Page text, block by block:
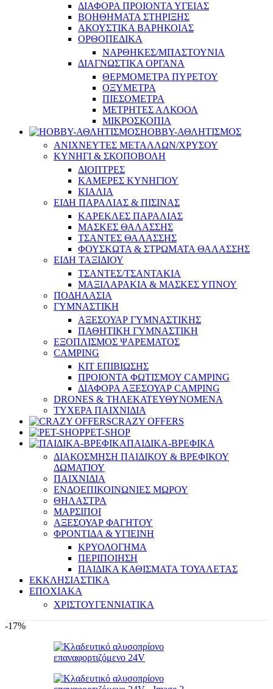
ΔΙΑΦΟΡΑ ΠΡΟΙΟΝΤΑ ΥΓΕΙΑΣ
ΒΟΗΘΗΜΑΤΑ ΣΤΗΡΙΞΗΣ
ΑΚΟΥΣΤΙΚΑ ΒΑΡΗΚΟΙΑΣ
ΟΡΘΟΠΕΔΙΚΑ
ΝΑΡΘΗΚΕΣ/ΜΠΑΣΤΟΥΝΙΑ
ΔΙΑΓΝΩΣΤΙΚΑ ΟΡΓΑΝΑ
ΘΕΡΜΟΜΕΤΡΑ ΠΥΡΕΤΟΥ
ΟΞΥΜΕΤΡΑ
ΠΙΕΣΟΜΕΤΡΑ
ΜΕΤΡΗΤΕΣ ΑΛΚΟΟΛ
ΜΙΚΡΟΣΚΟΠΙΑ
HOBBY-ΑΘΛΗΤΙΣΜΟΣ
ΑΝΙΧΝΕΥΤΕΣ ΜΕΤΑΛΛΩΝ/ΧΡΥΣΟΥ
ΚΥΝΗΓΙ & ΣΚΟΠΟΒΟΛΗ
ΔΙΟΠΤΡΕΣ
ΚΑΜΕΡΕΣ ΚΥΝΗΓΙΟΥ
ΚΙΑΛΙΑ
ΕΙΔΗ ΠΑΡΑΛΙΑΣ & ΠΙΣΙΝΑΣ
ΚΑΡΕΚΛΕΣ ΠΑΡΑΛΙΑΣ
ΜΑΣΚΕΣ ΘΑΛΑΣΣΗΣ
ΤΣΑΝΤΕΣ ΘΑΛΑΣΣΗΣ
ΦΟΥΣΚΩΤΑ & ΣΤΡΩΜΑΤΑ ΘΑΛΑΣΣΗΣ
ΕΙΔΗ ΤΑΞΙΔΙΟΥ
ΤΣΑΝΤΕΣ/ΤΣΑΝΤΑΚΙΑ
ΜΑΞΙΛΑΡΑΚΙΑ & ΜΑΣΚΕΣ ΥΠΝΟΥ
ΠΟΔΗΛΑΣΙΑ
ΓΥΜΝΑΣΤΙΚΗ
ΑΞΕΣΟΥΑΡ ΓΥΜΝΑΣΤΙΚΗΣ
ΠΑΘΗΤΙΚΗ ΓΥΜΝΑΣΤΙΚΗ
ΕΞΟΠΛΙΣΜΟΣ ΨΑΡΕΜΑΤΟΣ
CAMPING
ΚΙΤ ΕΠΙΒΙΩΣΗΣ
ΠΡΟΙΟΝΤΑ ΦΩΤΙΣΜΟΥ CAMPING
ΔΙΑΦΟΡΑ ΑΞΕΣΟΥΑΡ CAMPING
DRONES & ΤΗΛΕΚΑΤΕΥΘΥΝΟΜΕΝΑ
ΤΥΧΕΡΑ ΠΑΙΧΝΙΔΙΑ
CRAZY OFFERS
PET-SHOP
ΠΑΙΔΙΚΑ-ΒΡΕΦΙΚΑ
ΔΙΑΚΟΣΜΗΣΗ ΠΑΙΔΙΚΟΥ & ΒΡΕΦΙΚΟΥ
ΔΩΜΑΤΙΟΥ
ΠΑΙΧΝΙΔΙΑ
ΕΝΔΟΕΠΙΚΟΙΝΩΝΙΕΣ ΜΩΡΟΥ
ΘΗΛΑΣΤΡΑ
ΜΑΡΣΙΠΟΙ
ΑΞΕΣΟΥΑΡ ΦΑΓΗΤΟΥ
ΦΡΟΝΤΙΔΑ & ΥΓΙΕΙΝΗ
ΚΡΥΟΛΟΓΗΜΑ
ΠΕΡΙΠΟΙΗΣΗ
ΠΑΙΔΙΚΑ ΚΑΘΙΣΜΑΤΑ ΤΟΥΑΛΕΤΑΣ
ΕΚΚΛΗΣΙΑΣΤΙΚΑ
ΕΠΟΧΙΑΚΑ
ΧΡΙΣΤΟΥΓΕΝΝΙΑΤΙΚΑ
-17%